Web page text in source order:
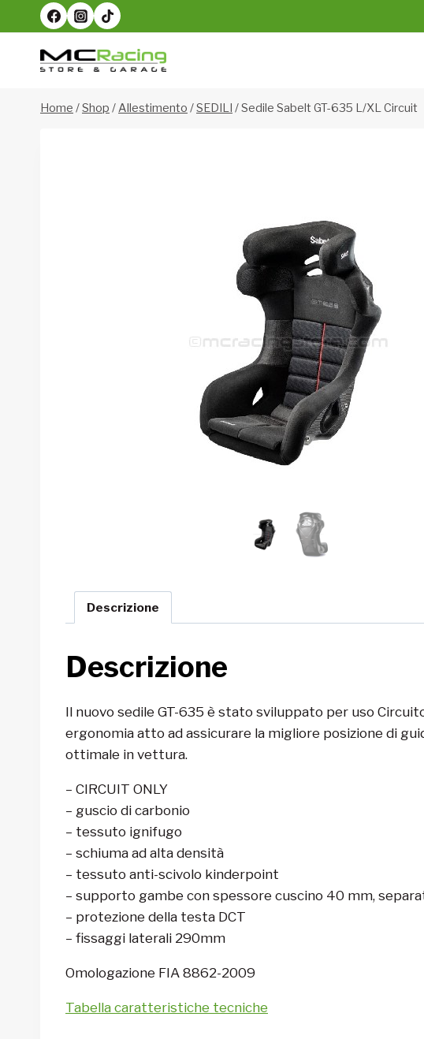
al
contenuto
Home /Shop /Allestimento /SEDILI /Sedile Sabelt GT-635 L/XL Circuit
Descrizione
Descrizione
Il nuovo sedile GT-635 è stato sviluppato per uso
ergonomia atto ad assicurare la migliore posizione di
ottimale in vettura.
– CIRCUIT ONLY
– guscio di carbonio
– tessuto ignifugo
– schiuma ad alta densità
– tessuto anti-scivolo kinderpoint
– supporto gambe con spessore cuscino 40 mm,
– protezione della testa DCT
– fissaggi laterali 290mm
Omologazione FIA 8862-2009
Tabella caratteristiche tecniche